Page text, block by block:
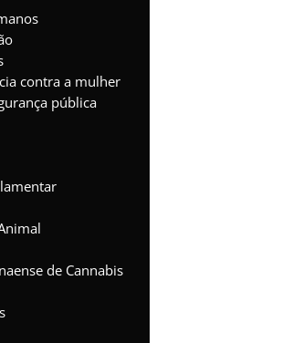
contra a mulher
pública
de Cannabis